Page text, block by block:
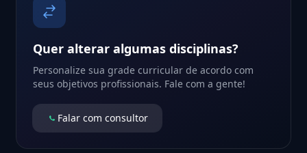
Quer alterar algumas disciplinas?
Personalize sua grade curricular de acordo com
seus objetivos profissionais. Fale com a gente!
Falar com consultor